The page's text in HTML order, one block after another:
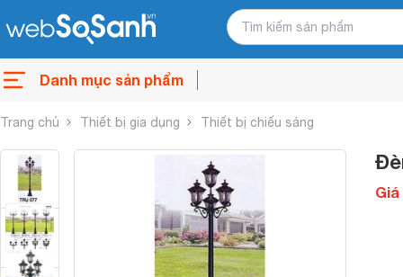
Danh mục sản phẩm
Trang chủ Thiết bị gia dụng Thiết bị chiếu sáng
Giá